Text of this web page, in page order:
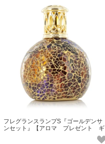
フレグランスランプS『ゴールデンサ
ンセット』【アロマ プレゼント ギ